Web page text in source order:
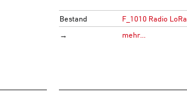
Bestand
F_1010 Radio LoRa
→
mehr…